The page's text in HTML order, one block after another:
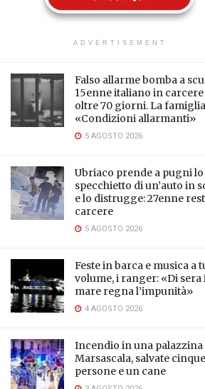
ADVERTISEMENT
Falso allarme bomba a
15enne italiano in carcere
oltre 70 giorni. La
«Condizioni allarmanti»
5 AGOSTO 2026
Ubriaco prende a pugni lo
specchietto di un’auto in
e lo distrugge: 27enne
carcere
5 AGOSTO 2026
Feste in barca e musica a
volume, i ranger: «Di sera
mare regna l’impunità»
4 AGOSTO 2026
Incendio in una palazzina
Marsascala, salvate cinque
persone e un cane